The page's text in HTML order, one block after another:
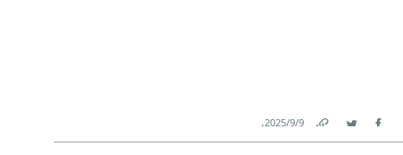
Facebook
Twitter
Link
9‏/9‏/2025
.